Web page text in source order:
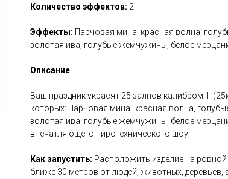
Количество эффектов: 2
Эффекты: Парчовая мина, красная волна,
золотая ива, голубые жемчужины, белое
Описание
Ваш праздник украсят 25 залпов калибром
которых: Парчовая мина, красная волна,
золотая ива, голубые жемчужины, белое
впечатляющего пиротехнического шоу!
Как запустить: Расположить изделие на
ближе 30 метров от людей, животных, деревьев,